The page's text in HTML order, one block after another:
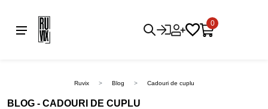
0
Ruvix Blog Cadouri de cuplu
BLOG - CADOURI DE CUPLU